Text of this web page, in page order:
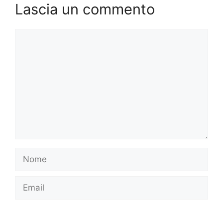
Lascia un commento
Nome
Email